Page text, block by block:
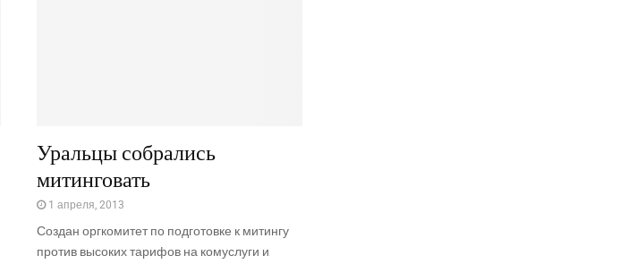
Уральцы собрались
митинговать
1 апреля, 2013
Создан оргкомитет по подготовке к митингу
против высоких тарифов на комуслуги и